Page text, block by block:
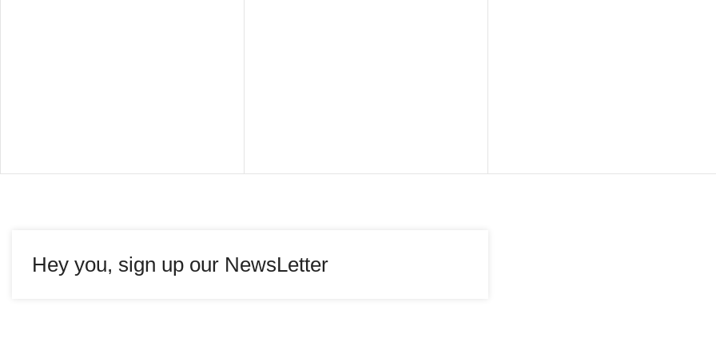
Hey you, sign up our NewsLetter